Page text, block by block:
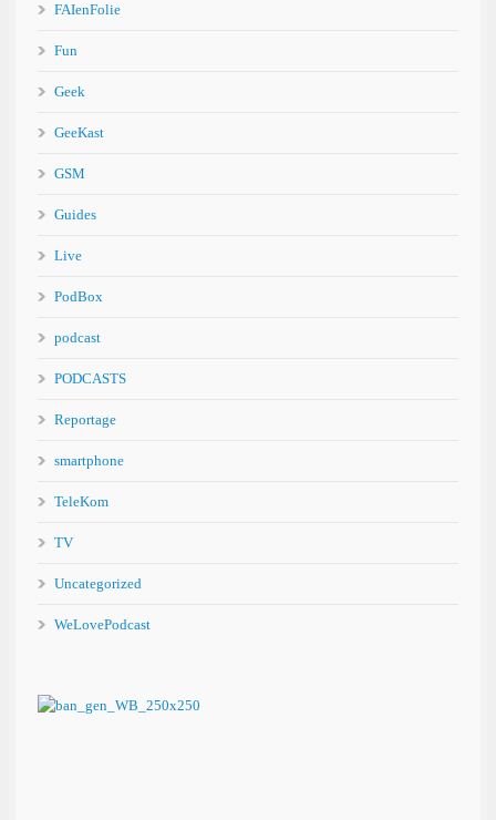
FAIenFolie
Fun
Geek
GeeKast
GSM
Guides
Live
PodBox
podcast
PODCASTS
Reportage
smartphone
TeleKom
TV
Uncategorized
WeLovePodcast